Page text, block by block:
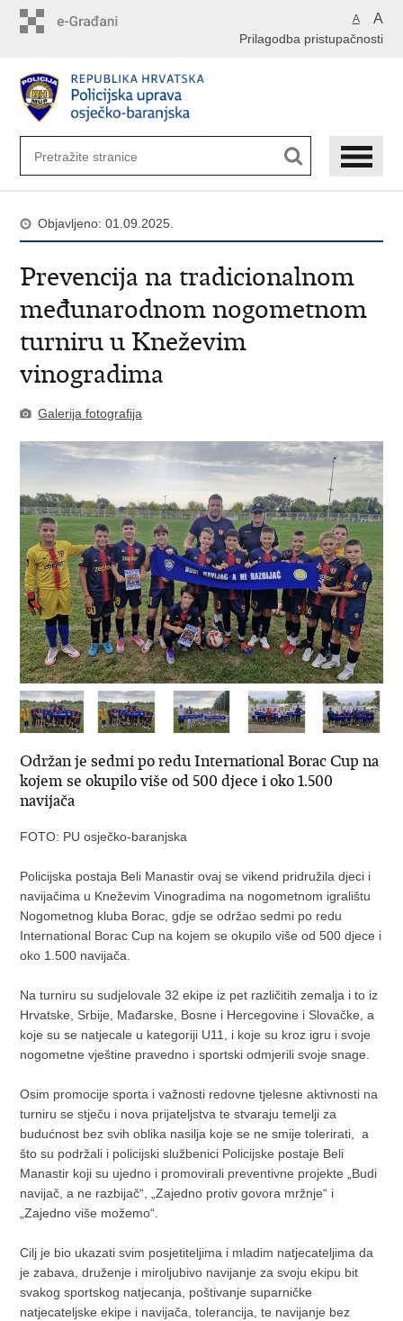
A A
Prilagodba pristupačnosti
Objavljeno: 01.09.2025.
Prevencija na tradicionalnom
međunarodnom nogometnom
turniru u Kneževim
vinogradima
Galerija fotografija
Održan je sedmi po redu International Borac Cup na
kojem se okupilo više od 500 djece i oko 1.500
navijača
FOTO: PU osječko-baranjska
Policijska postaja Beli Manastir ovaj se vikend pridružila djeci i
navijačima u Kneževim Vinogradima na nogometnom igralištu
Nogometnog kluba Borac, gdje se održao sedmi po redu
International Borac Cup na kojem se okupilo više od 500 djece i
oko 1.500 navijača.
Na turniru su sudjelovale 32 ekipe iz pet različitih zemalja i to iz
Hrvatske, Srbije, Mađarske, Bosne i Hercegovine i Slovačke, a
koje su se natjecale u kategoriji U11, i koje su kroz igru i svoje
nogometne vještine pravedno i sportski odmjerili svoje snage.
Osim promocije sporta i važnosti redovne tjelesne aktivnosti na
turniru se stječu i nova prijateljstva te stvaraju temelji za
budućnost bez svih oblika nasilja koje se ne smije tolerirati, a
što su podržali i policijski službenici Policijske postaje Beli
Manastir koji su ujedno i promovirali preventivne projekte „Budi
navijač, a ne razbijač“, „Zajedno protiv govora mržnje“ i
„Zajedno više možemo“.
Cilj je bio ukazati svim posjetiteljima i mladim natjecateljima da
je zabava, druženje i miroljubivo navijanje za svoju ekipu bit
svakog sportskog natjecanja, poštivanje suparničke
natjecateljske ekipe i navijača, tolerancija, te navijanje bez